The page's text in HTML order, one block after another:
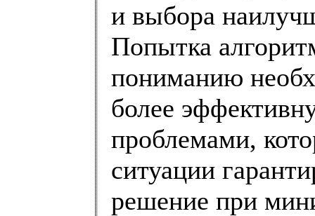
и выбора
Попытка
пониманию
более
проблемами,
ситуации
решение при